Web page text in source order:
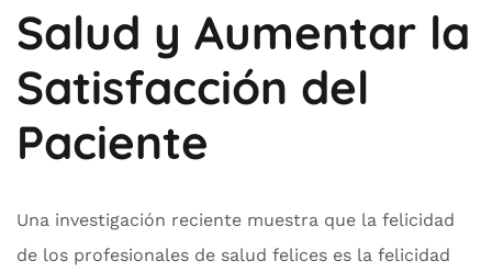
Salud y Aumentar la
Satisfacción del
Paciente
Una investigación reciente muestra que la felicidad
de los profesionales de salud felices es la felicidad